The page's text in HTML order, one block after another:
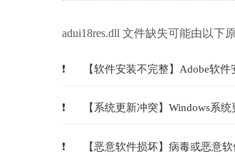
adui18res.dll 文件缺失可能由以下
【软件安装不完整】Adobe软
【系统更新冲突】Windows系
【恶意软件损坏】病毒或恶意